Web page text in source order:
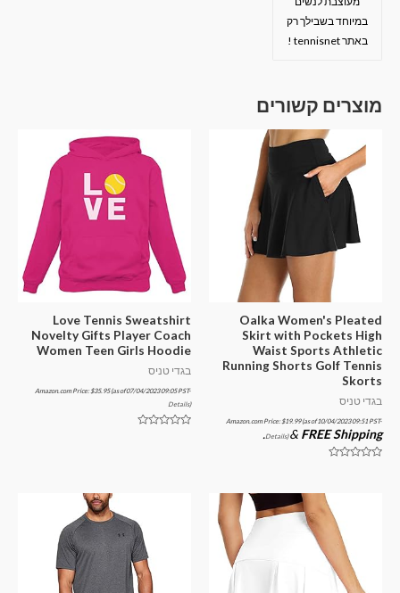
במיוחד בשבילך רק
באתר tennisnet !
מוצרים קשורים
Oalka Women's Pleated
Skirt with Pockets High
Waist Sports Athletic
Running Shorts Golf Tennis
Skorts
בגדי טניס
Amazon.com Price:$19.99(as of 10/04/2023 09:51 PST-
Details)& FREE Shipping
.
Love Tennis Sweatshirt
Novelty Gifts Player Coach
Women Teen Girls Hoodie
בגדי טניס
Amazon.com Price:$35.95(as of 07/04/2023 09:05 PST-
Details)